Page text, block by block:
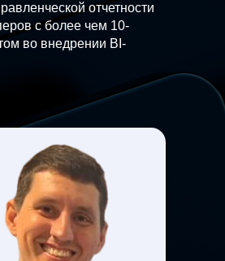
отчетности
с более чем 10-
во внедрении BI-